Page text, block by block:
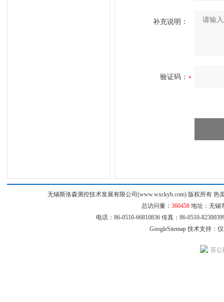
补充说明：
验证码：
无锡斯洛森测控技术发展有限公司(www.wxckyb.com) 版权所有
总访问量： 360458 地址：无锡
电话：86-0510-66810836 传真：86-0510-
GoogleSitemap 技术支持：
苏公